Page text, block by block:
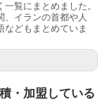
覧にまとめました。
、イランの首都や人
などもまとめていま
・加盟している